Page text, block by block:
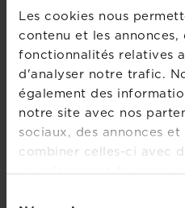
Les cookies nous
contenu et les
fonctionnalités relatives
d'analyser notre trafic.
également des
notre site avec nos
sociaux, des annonces
combiner celles-ci avec
vous leur avez fournies
Vergerette du Canada
En savoir plus